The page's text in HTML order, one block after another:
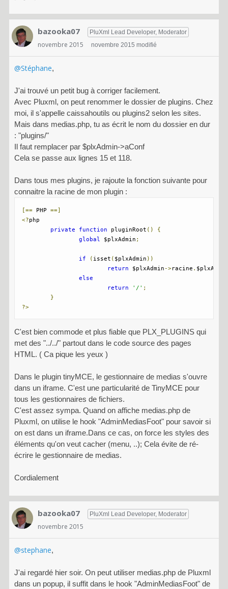
bazooka07 PluXml Lead Developer, Moderator
novembre 2015 novembre 2015 modifié
@Stéphane,
J'ai trouvé un petit bug à corriger facilement.
Avec Pluxml, on peut renommer le dossier de plugins. Chez
moi, il s'appelle caissahoutils ou plugins2 selon les sites.
Mais dans medias.php, tu as écrit le nom du dossier en dur
: "plugins/"
Il faut remplacer par $plxAdmin->aConf
Cela se passe aux lignes 15 et 118.
Dans tous mes plugins, je rajoute la fonction suivante pour
connaitre la racine de mon plugin :
[== PHP ==]
<?php
private
function pluginRoot ()
{
global $plxAdmin ;
if ( isset ( $plxAdmin ))
return $plxAdmin->racine . $plxAdmin
else
return
'/' ;
}
?>
C'est bien commode et plus fiable que PLX_PLUGINS qui
met des "../../" partout dans le code source des pages
HTML. ( Ca pique les yeux )
Dans le plugin tinyMCE, le gestionnaire de medias s'ouvre
dans un iframe. C'est une particularité de TinyMCE pour
tous les gestionnaires de fichiers.
C'est assez sympa. Quand on affiche medias.php de
Pluxml, on utilise le hook "AdminMediasFoot" pour savoir si
on est dans un iframe.Dans ce cas, on force les styles des
éléments qu'on veut cacher (menu, ..); Cela évite de ré-
écrire le gestionnaire de medias.
Cordialement
bazooka07 PluXml Lead Developer, Moderator
novembre 2015
@stephane,
J'ai regardé hier soir. On peut utiliser medias.php de Pluxml
dans un popup, il suffit dans le hook "AdminMediasFoot" de